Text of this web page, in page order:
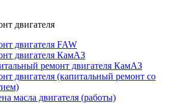
двигателя
двигателя FAW
двигателя КамАЗ
ремонт двигателя КамАЗ
двигателя (капитальный ремонт со
масла двигателя (работы)